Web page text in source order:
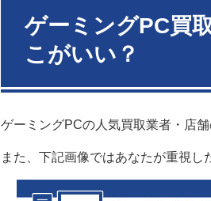
1.11 ハードオフ
1.12
ゲオ
1.13アプライド
3【目的別】ゲーミング
3.2出張買取を利用し
3.3 見積が無料の業者
5【いくらで売れる？】
ゲーミングPC買
こがいい？
ゲーミングPCの人気買取業者・店
また、下記画像ではあなたが重視し